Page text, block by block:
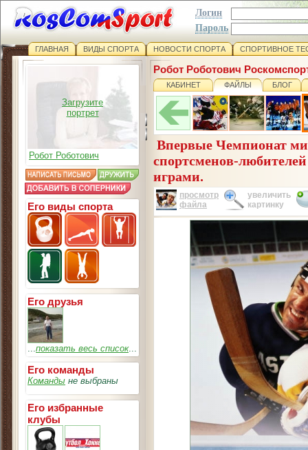
Логин
Пароль
ГЛАВНАЯ ВИДЫ СПОРТА НОВОСТИ СПОРТА СПОРТИВНОЕ
Загрузите
портрет
Робот Роботович
Его виды спорта
Его друзья
...показать весь список...
Его команды
Команды не выбраны
Его избранные
клубы
Робот Роботович
КАБИНЕТ ФАЙЛЫ БЛОГ
Впервые Чемпионат
спортсменов-
играми.
просмотр
файла
увеличить
картинку